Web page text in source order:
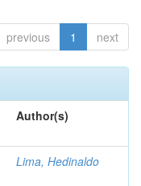
previous 1 next
Author(s)
Lima, Hedinaldo